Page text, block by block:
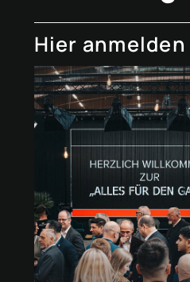
Hier anmelden